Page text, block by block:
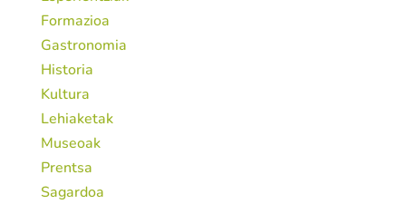
Formazioa
Gastronomia
Historia
Kultura
Lehiaketak
Museoak
Prentsa
Sagardoa